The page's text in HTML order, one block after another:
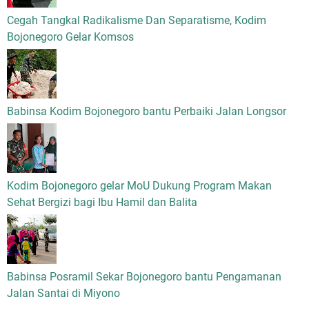
Cegah Tangkal Radikalisme Dan Separatisme, Kodim
Bojonegoro Gelar Komsos
Babinsa Kodim Bojonegoro bantu Perbaiki Jalan Longsor
Kodim Bojonegoro gelar MoU Dukung Program Makan
Sehat Bergizi bagi Ibu Hamil dan Balita
Babinsa Posramil Sekar Bojonegoro bantu Pengamanan
Jalan Santai di Miyono